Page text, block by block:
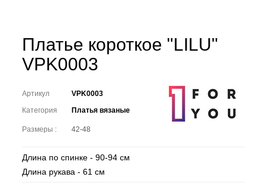
Платье короткое "LILU"
VPK0003
Артикул
VPK0003
Категория
Платья вязаные
Размеры : 42-48
Длина по спинке - 90-94 см
Длина рукава - 61 см